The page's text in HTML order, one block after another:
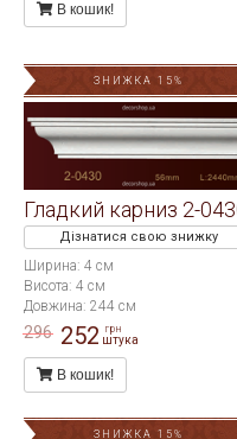
В кошик!
ЗНИЖКА 15%
Гладкий карниз 2-
Дізнатися свою знижку
Ширина: 4 см
Висота: 4 см
Довжина: 244 см
296 252 грн
штука
В кошик!
ЗНИЖКА 15%